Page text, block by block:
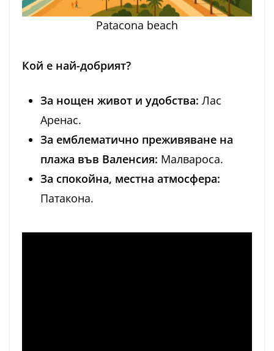
Patacona beach
Кой е най-добрият?
За нощен живот и удобства: Лас
Аренас.
За емблематично преживяване на
плажа във Валенсия: Малвароса.
За спокойна, местна атмосфера:
Патакона.